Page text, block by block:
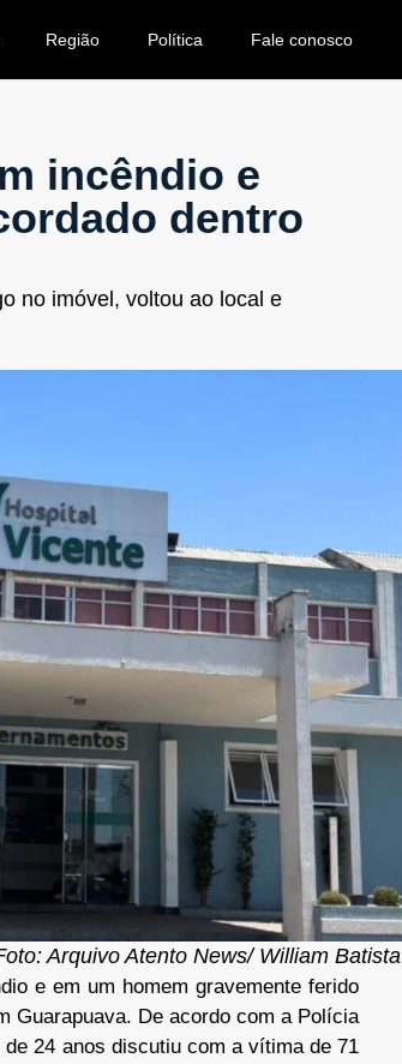
Região Política Fale conosco
incêndio e
dentro
no imóvel, voltou ao local e
Arquivo Atento News/ William Batista
e em um homem gravemente ferido
Guarapuava. De acordo com a Polícia
24 anos discutiu com a vítima de 71